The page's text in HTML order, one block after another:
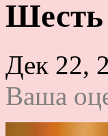
Шесть
Дек 22,
Ваша